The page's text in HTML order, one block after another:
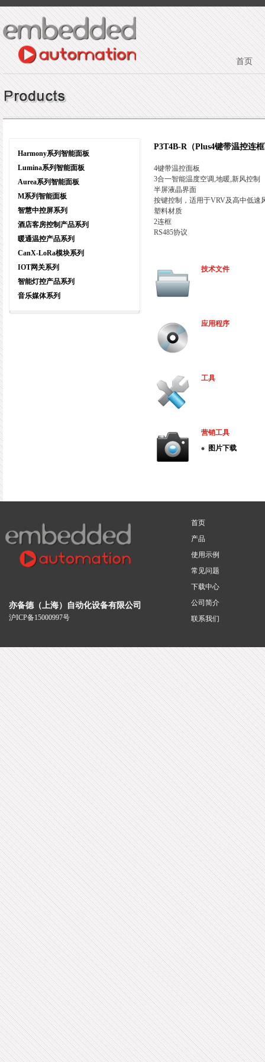
首页
Harmony系列智能面板
Lumina系列智能面板
Aurea系列智能面板
M系列智能面板
智慧中控屏系列
酒店客房控制产品系列
暖通温控产品系列
CanX-LoRa模块系列
IOT网关系列
智能灯控产品系列
音乐媒体系列
P3T4B-R（Plus4键带温控连
4键带温控面板
3合一智能温度空调,地暖,新风控制
半屏液晶界面
按键控制，适用于VRV及高中低速
塑料材质
2连框
RS485协议
技术文件
应用程序
工具
营销工具
图片下载
亦备德（上海）自动化设备有限公司
沪ICP备15000997号
首页
产品
使用示例
常见问题
下载中心
公司简介
联系我们